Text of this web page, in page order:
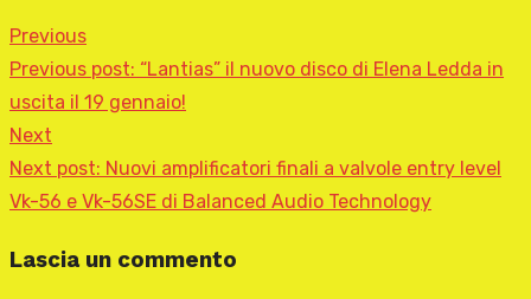
Previous
Previous post: “Lantias” il nuovo disco di Elena Ledda in
uscita il 19 gennaio!
Next
Next post: Nuovi amplificatori finali a valvole entry level
Vk-56 e Vk-56SE di Balanced Audio Technology
Lascia un commento